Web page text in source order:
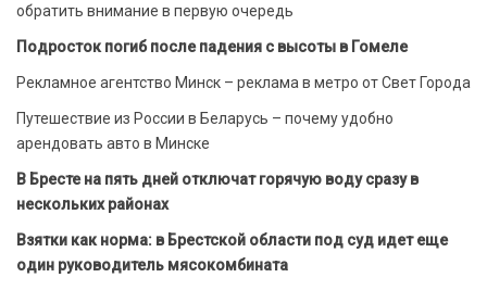
обратить внимание в первую очередь
Подросток погиб после падения с высоты в Гомеле
Рекламное агентство Минск – реклама в метро от Свет Города
Путешествие из России в Беларусь – почему удобно
арендовать авто в Минске
В Бресте на пять дней отключат горячую воду сразу в
нескольких районах
Взятки как норма: в Брестской области под суд идет еще
один руководитель мясокомбината